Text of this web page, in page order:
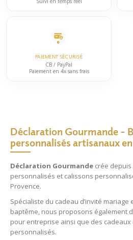
PAIEMENT SÉCURISÉ
CB / PayPal
Paiement en 4x sans frais
Déclaration Gourmande –
personnalisés artisanaux
Déclaration Gourmande crée depuis
personnalisés et calissons
Provence.
Spécialiste du cadeau d’invité mariage
baptême, nous proposons également
pour entreprise ainsi que des
personnalisés.